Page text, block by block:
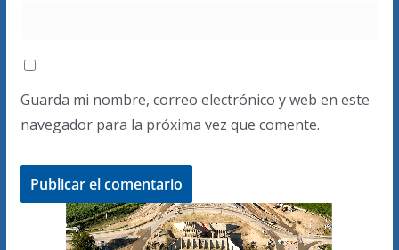
Guarda mi nombre, correo electrónico y web en este
navegador para la próxima vez que comente.